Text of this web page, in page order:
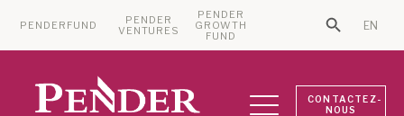
PENDERFUND
PENDER
VENTURES
PENDER
GROWTH
FUND
Search for:
Search
EN
CONTACTEZ-
NOUS